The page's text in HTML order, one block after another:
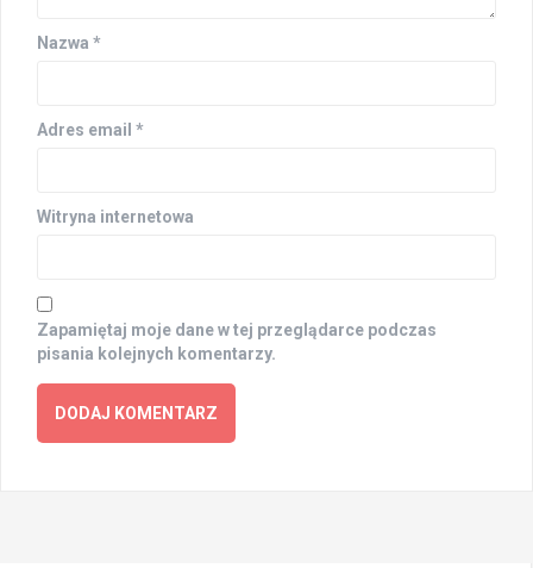
Nazwa *
Adres email *
Witryna internetowa
Zapamiętaj moje dane w tej przeglądarce podczas
pisania kolejnych komentarzy.